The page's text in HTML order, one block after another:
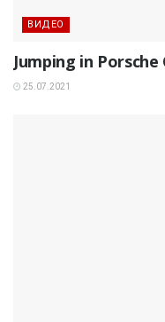
ВИДЕО
Jumping in
25.07.2021